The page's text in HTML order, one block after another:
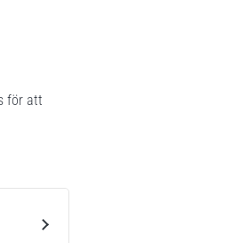
för att